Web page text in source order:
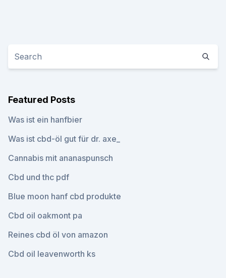
Featured Posts
Was ist ein hanfbier
Was ist cbd-öl gut für dr. axe_
Cannabis mit ananaspunsch
Cbd und thc pdf
Blue moon hanf cbd produkte
Cbd oil oakmont pa
Reines cbd öl von amazon
Cbd oil leavenworth ks